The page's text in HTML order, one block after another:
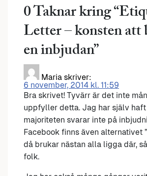
0 Taknar kring “
Letter – konsten att
en inbjudan”
Maria skriver:
6 november, 2014 kl. 11:59
Bra skrivet! Tyvärr är det inte
uppfyller detta. Jag har själv
majoriteten svarar inte på
Facebook finns även alternativet
då brukar nästan alla ligga där,
folk.